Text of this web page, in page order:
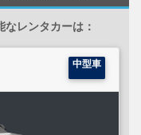
レンタカーは：
中型車